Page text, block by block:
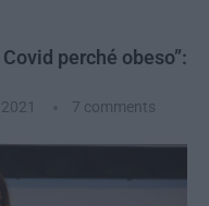
perché obeso”:
7 comments